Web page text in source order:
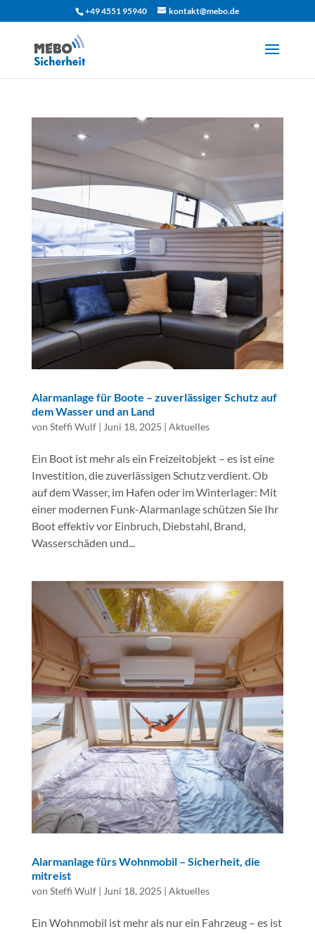
+49 4551 95940 kontakt@mebo.de
Alarmanlage für Boote – zuverlässiger Schutz auf
dem Wasser und an Land
von Steffi Wulf| Juni 18, 2025 | Aktuelles
Ein Boot ist mehr als ein Freizeitobjekt – es ist eine
Investition, die zuverlässigen Schutz verdient. Ob
auf dem Wasser, im Hafen oder im Winterlager: Mit
einer modernen Funk-Alarmanlage schützen Sie Ihr
Boot effektiv vor Einbruch, Diebstahl, Brand,
Wasserschäden und...
Alarmanlage fürs Wohnmobil – Sicherheit, die
mitreist
von Steffi Wulf| Juni 18, 2025 | Aktuelles
Ein Wohnmobil ist mehr als nur ein Fahrzeug – es ist